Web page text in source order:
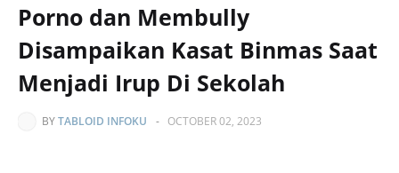
Porno dan Membully
Disampaikan Kasat Binmas Saat
Menjadi Irup Di Sekolah
BYTABLOID INFOKU - OCTOBER 02, 2023